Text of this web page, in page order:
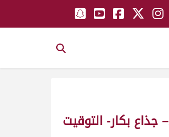
ش9 الجاذبية ملك / عامر سعد الرفادة – سباق الشيخ عبد الله للجذاع قبائل 21-12-2009– جذاع بكار- التوقيت